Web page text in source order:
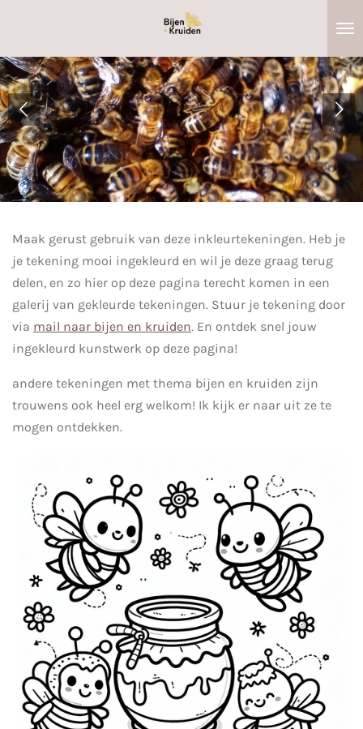
naar
de
hoofdinhoud
Maak gerust gebruik van deze inkleurtekeningen. Heb je
je tekening mooi ingekleurd en wil je deze graag terug
delen, en zo hier op deze pagina terecht komen in een
galerij van gekleurde tekeningen. Stuur je tekening door
via mail naar bijen en kruiden. En ontdek snel jouw
ingekleurd kunstwerk op deze pagina!
andere tekeningen met thema bijen en kruiden zijn
trouwens ook heel erg welkom! Ik kijk er naar uit ze te
mogen ontdekken.